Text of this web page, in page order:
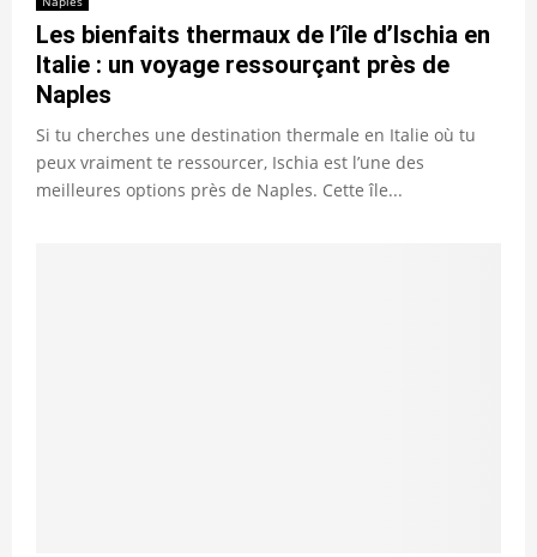
Les bienfaits thermaux de l’île d’Ischia en
Italie : un voyage ressourçant près de
Naples
Si tu cherches une destination thermale en Italie où tu
peux vraiment te ressourcer, Ischia est l’une des
meilleures options près de Naples. Cette île...